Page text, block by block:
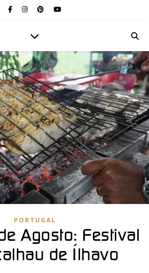
PORTUGAL
Agosto: Festival
de Ílhavo